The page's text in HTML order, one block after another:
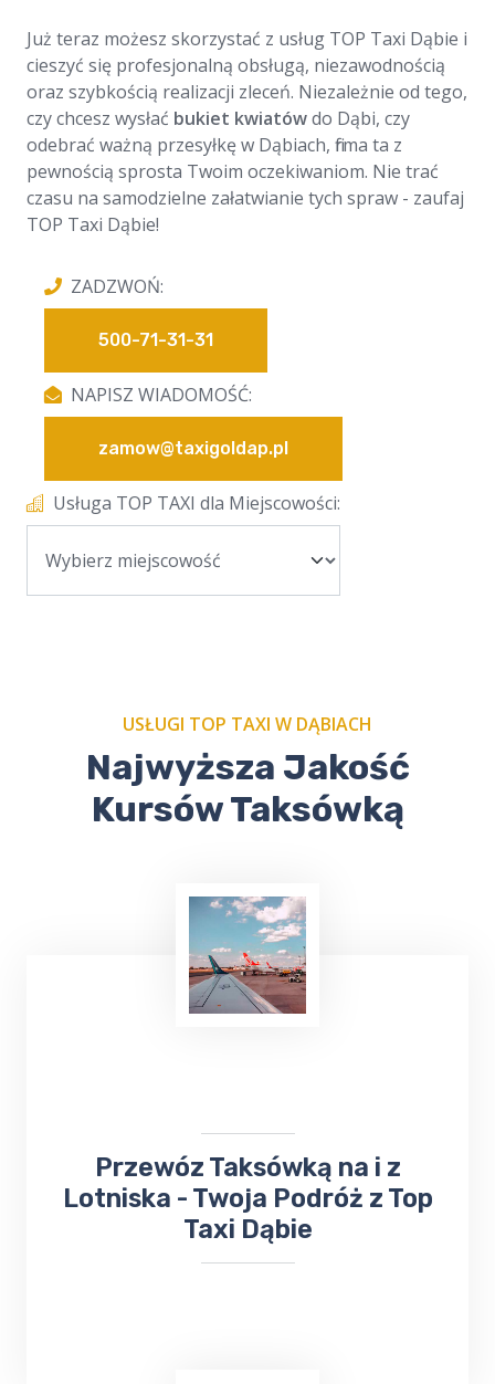
Już teraz możesz skorzystać z usług TOP Taxi Dąbie i
cieszyć się profesjonalną obsługą, niezawodnością
oraz szybkością realizacji zleceń. Niezależnie od tego,
czy chcesz wysłać bukiet kwiatówdo Dąbi, czy
odebrać ważną przesyłkę w Dąbiach, firma ta z
pewnością sprosta Twoim oczekiwaniom. Nie trać
czasu na samodzielne załatwianie tych spraw - zaufaj
TOP Taxi Dąbie!
ZADZWOŃ:
500-71-31-31
NAPISZ WIADOMOŚĆ:
zamow@taxigoldap.pl
Usługa TOP TAXI dla Miejscowości:
USŁUGI TOP TAXI W DĄBIACH
Najwyższa Jakość
Kursów Taksówką
​Przewóz Taksówką na i z
Lotniska - Twoja Podróż z Top
Taxi Dąbie